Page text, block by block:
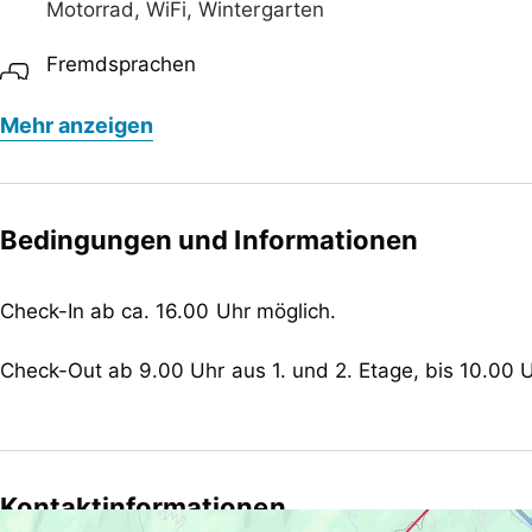
nicht gewünscht! Wenn Sie dazu Fragen haben,
Motorrad, WiFi, Wintergarten
Fremdsprachen
keine Verpflegung
Kinder
Wellness
Eignung
Einzelreisende, Geschäftsreisende, Gruppen,
Mehr anzeigen
Bedingungen und Informationen
Check-In ab ca. 16.00 Uhr möglich.
Check-Out ab 9.00 Uhr aus 1. und 2. Etage, bis 10.00
Kontaktinformationen